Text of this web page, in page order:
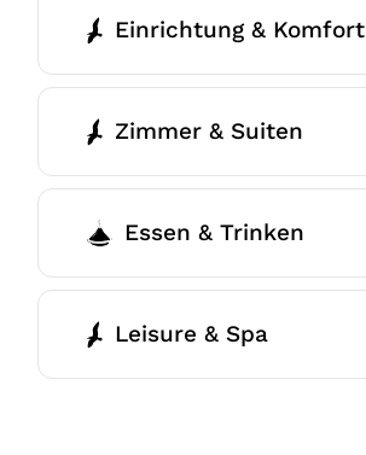
Einrichtung & Komfort
Zimmer & Suiten
Essen & Trinken
Leisure & Spa